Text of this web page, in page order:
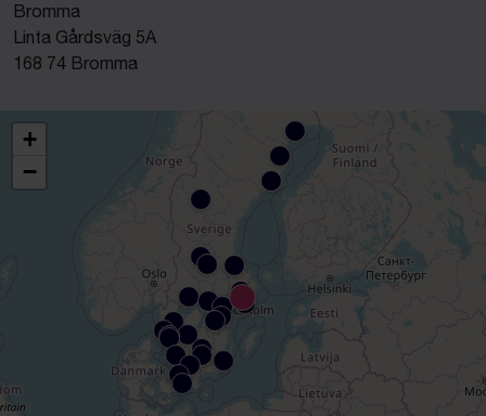
Bromma
Linta Gårdsväg 5A
168 74 Bromma
+
−